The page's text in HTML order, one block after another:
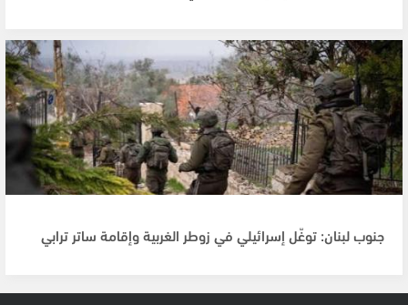
جنوب لبنان: توغّل إسرائيلي في زوطر الغربية وإقامة ساتر ترابي